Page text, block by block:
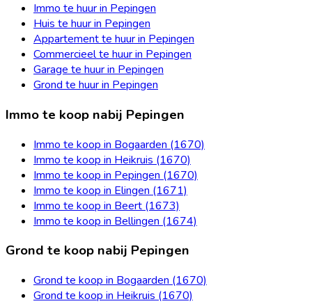
Immo te huur in Pepingen
Huis te huur in Pepingen
Appartement te huur in Pepingen
Commercieel te huur in Pepingen
Garage te huur in Pepingen
Grond te huur in Pepingen
Immo te koop nabij Pepingen
Immo te koop in Bogaarden (1670)
Immo te koop in Heikruis (1670)
Immo te koop in Pepingen (1670)
Immo te koop in Elingen (1671)
Immo te koop in Beert (1673)
Immo te koop in Bellingen (1674)
Grond te koop nabij Pepingen
Grond te koop in Bogaarden (1670)
Grond te koop in Heikruis (1670)